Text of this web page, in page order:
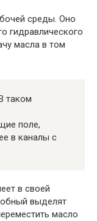
среды. Оно
гидравлического
масла в том
таком
поле,
в каналы с
в своей
выделят
масло